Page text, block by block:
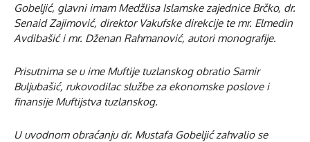
Gobeljić, glavni imam Medžlisa Islamske zajednice Brčko, dr.
Senaid Zajimović, direktor Vakufske direkcije te mr. Elmedin
Avdibašić i mr. Dženan Rahmanović, autori monografije.
Prisutnima se u ime Muftije tuzlanskog obratio Samir
Buljubašić, rukovodilac službe za ekonomske poslove i
finansije Muftijstva tuzlanskog.
U uvodnom obraćanju dr. Mustafa Gobeljić zahvalio se